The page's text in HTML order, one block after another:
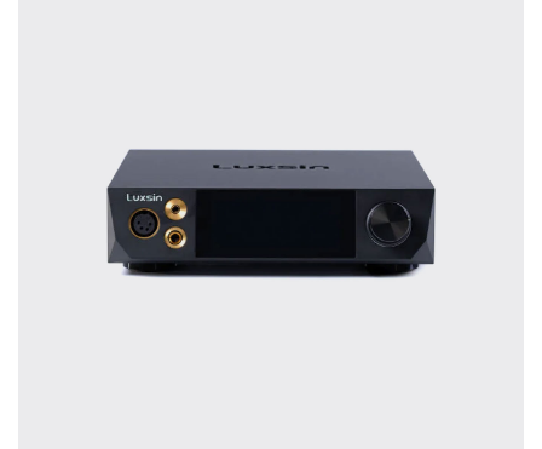
Möglichkeit, Ihr(e) Wunschgerät(e) ganz
ohne Zeitdruck in unserem Palazzo
Hörschloss Probe zu hören. Nutzen Sie
diese Möglichkeit!
Vereinbaren Sie einen Hörtermin.